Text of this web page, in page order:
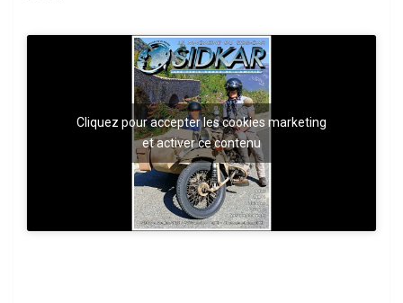
Cliquez pour accepter les cookies marketing
et activer ce contenu